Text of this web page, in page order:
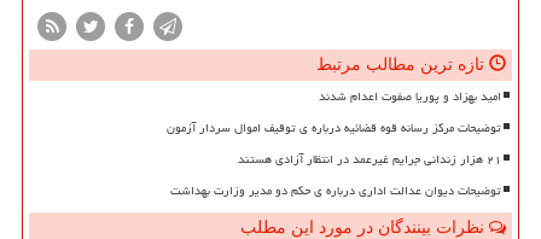
تازه ترین مطالب مرتبط
امید بهزاد و پوریا صفوت اعدام شدند
توضیحات مرکز رسانه قوه قضائیه درباره ی توقیف اموال سردار آزمون
۲۱ هزار زندانی جرایم غیرعمد در انتظار آزادی هستند
توضیحات دیوان عدالت اداری درباره ی حکم دو مدیر وزارت بهداشت
نظرات بینندگان در مورد این مطلب